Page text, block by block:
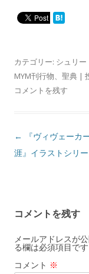
カテゴリー: シュリ
MYM刊行物、 聖典 |
コメントを残す
投
稿
ー
シ
ョ
ン
←
『ヴィヴェーカ
涯』イラストシリ
コメントを残す
メールアドレスが
る欄は必須項目です
コメント ※